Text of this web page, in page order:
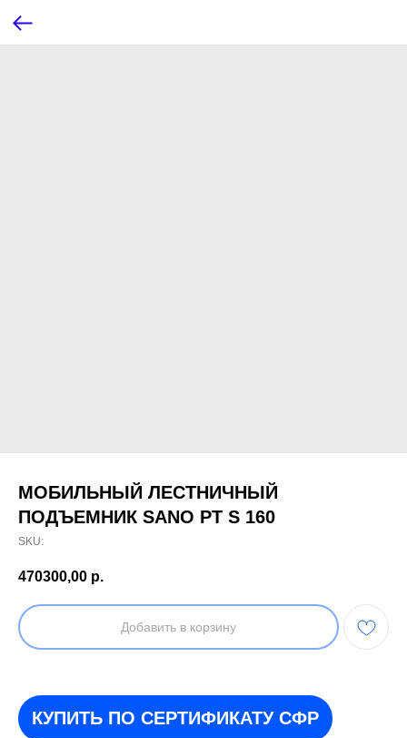
МОБИЛЬНЫЙ ЛЕСТНИЧНЫЙ
ПОДЪЕМНИК SANO PT S 160
SKU:
470300,00 р.
Добавить в корзину
КУПИТЬ ПО СЕРТИФИКАТУ СФР